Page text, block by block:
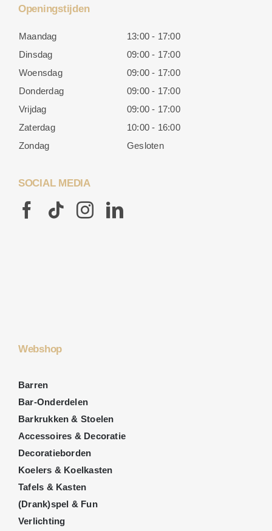
Openingstijden
Maandag
13:00 - 17:00
Dinsdag
09:00 - 17:00
Woensdag
09:00 - 17:00
Donderdag
09:00 - 17:00
Vrijdag
09:00 - 17:00
Zaterdag
10:00 - 16:00
Zondag
Gesloten
SOCIAL MEDIA
Webshop
Barren
Bar-Onderdelen
Barkrukken & Stoelen
Accessoires & Decoratie
Decoratieborden
Koelers & Koelkasten
Tafels & Kasten
(Drank)spel & Fun
Verlichting